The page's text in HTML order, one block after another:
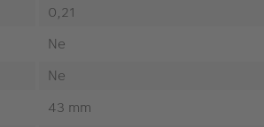
0,21
Ne
Ne
43 mm